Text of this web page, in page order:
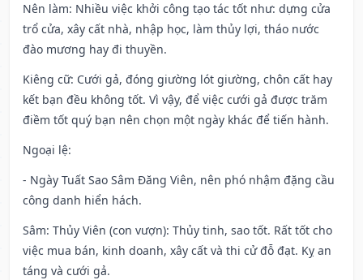
Nên làm: Nhiều việc khởi công tạo tác tốt như: dựng cửa
trổ cửa, xây cất nhà, nhập học, làm thủy lợi, tháo nước
đào mương hay đi thuyền.
Kiêng cữ: Cưới gả, đóng giường lót giường, chôn cất hay
kết bạn đều không tốt. Vì vậy, để việc cưới gả được trăm
điềm tốt quý bạn nên chọn một ngày khác để tiến hành.
Ngoại lệ:
- Ngày Tuất Sao Sâm Đăng Viên, nên phó nhậm đặng cầu
công danh hiển hách.
Sâm: Thủy Viên (con vượn): Thủy tinh, sao tốt. Rất tốt cho
việc mua bán, kinh doanh, xây cất và thi cử đỗ đạt. Kỵ an
táng và cưới gả.